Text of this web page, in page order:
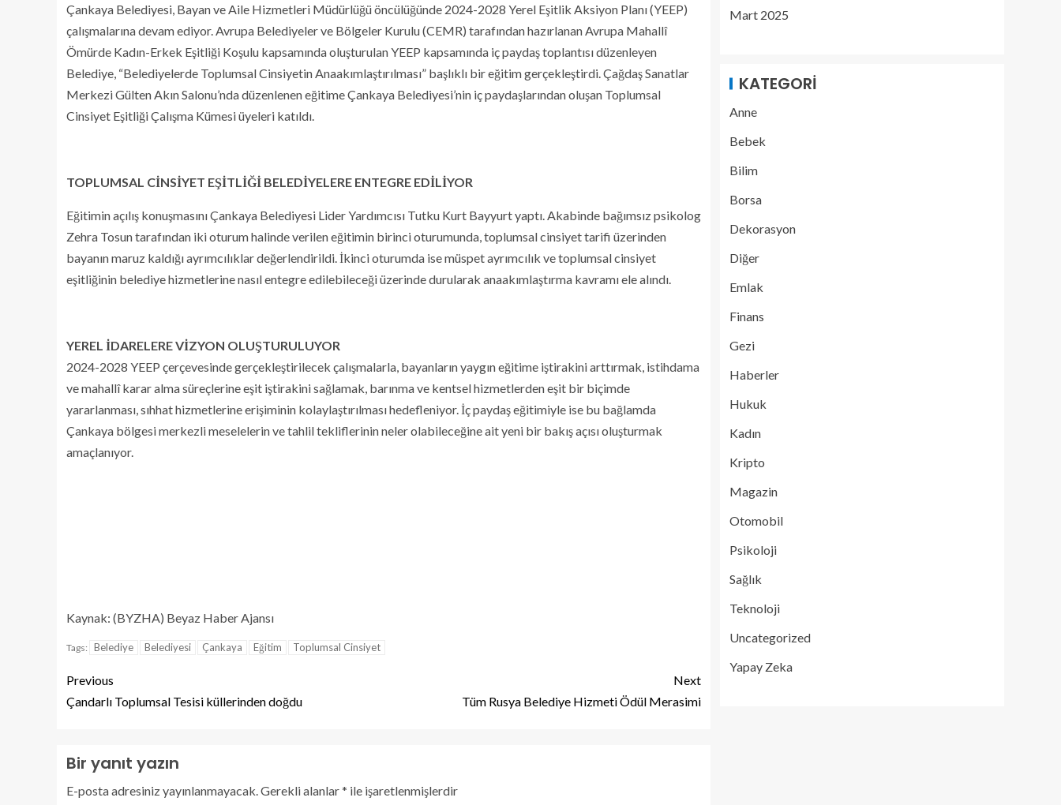
Çankaya Belediyesi, Bayan ve Aile Hizmetleri Müdürlüğü öncülüğünde 2024-2028 Yerel Eşitlik Aksiyon Planı (YEEP)
çalışmalarına devam ediyor. Avrupa Belediyeler ve Bölgeler Kurulu (CEMR) tarafından hazırlanan Avrupa Mahallî
Ömürde Kadın-Erkek Eşitliği Koşulu kapsamında oluşturulan YEEP kapsamında iç paydaş toplantısı düzenleyen
Belediye, “Belediyelerde Toplumsal Cinsiyetin Anaakımlaştırılması” başlıklı bir eğitim gerçekleştirdi. Çağdaş Sanatlar
Merkezi Gülten Akın Salonu’nda düzenlenen eğitime Çankaya Belediyesi’nin iç paydaşlarından oluşan Toplumsal
Cinsiyet Eşitliği Çalışma Kümesi üyeleri katıldı.
TOPLUMSAL CİNSİYET EŞİTLİĞİ BELEDİYELERE ENTEGRE EDİLİYOR
Eğitimin açılış konuşmasını Çankaya Belediyesi Lider Yardımcısı Tutku Kurt Bayyurt yaptı. Akabinde bağımsız psikolog
Zehra Tosun tarafından iki oturum halinde verilen eğitimin birinci oturumunda, toplumsal cinsiyet tarifi üzerinden
bayanın maruz kaldığı ayrımcılıklar değerlendirildi. İkinci oturumda ise müspet ayrımcılık ve toplumsal cinsiyet
eşitliğinin belediye hizmetlerine nasıl entegre edilebileceği üzerinde durularak anaakımlaştırma kavramı ele alındı.
YEREL İDARELERE VİZYON OLUŞTURULUYOR
2024-2028 YEEP çerçevesinde gerçekleştirilecek çalışmalarla, bayanların yaygın eğitime iştirakini arttırmak, istihdama
ve mahallî karar alma süreçlerine eşit iştirakini sağlamak, barınma ve kentsel hizmetlerden eşit bir biçimde
yararlanması, sıhhat hizmetlerine erişiminin kolaylaştırılması hedefleniyor. İç paydaş eğitimiyle ise bu bağlamda
Çankaya bölgesi merkezli meselelerin ve tahlil tekliflerinin neler olabileceğine ait yeni bir bakış açısı oluşturmak
amaçlanıyor.
Kaynak: (BYZHA) Beyaz Haber Ajansı
Tags: Belediye Belediyesi Çankaya Eğitim Toplumsal Cinsiyet
Previous
Çandarlı Toplumsal Tesisi küllerinden doğdu
Next
Tüm Rusya Belediye Hizmeti Ödül Merasimi
Bir yanıt yazın
E-posta adresiniz yayınlanmayacak.Gerekli alanlar* ile işaretlenmişlerdir
Mart 2025
KATEGORI
Anne
Bebek
Bilim
Borsa
Dekorasyon
Diğer
Emlak
Finans
Gezi
Haberler
Hukuk
Kadın
Kripto
Magazin
Otomobil
Psikoloji
Sağlık
Teknoloji
Uncategorized
Yapay Zeka